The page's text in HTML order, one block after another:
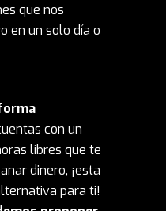
que nos
en un solo día o
con un
libres que te
dinero, ¡esta
para ti!